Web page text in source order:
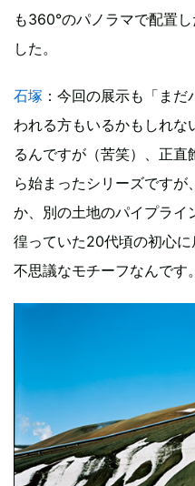
も360°のパノラマで配置
した。
石塚 ：今回の展示も「ま
われる方もいるかもしれな
るんですが（苦笑）、正
ら始まったシリーズですが
か、別の土地のパイプライ
徨っていた20代頃の初心
不思議なモチーフなんです。